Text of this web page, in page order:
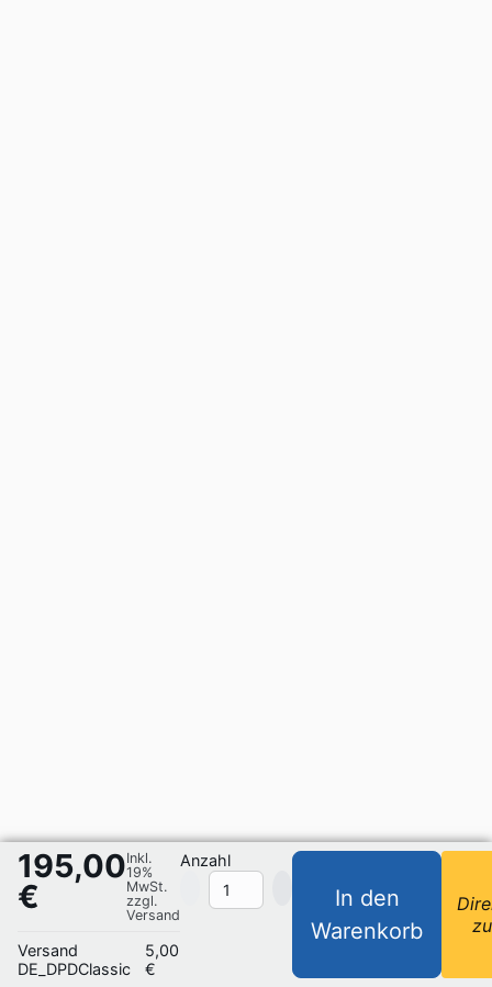
195,00
€
Inkl.
19%
MwSt.
zzgl.
Versand
Versand
DE_DPDClassic
5,00
€
Anzahl
In den
Warenkorb
zu